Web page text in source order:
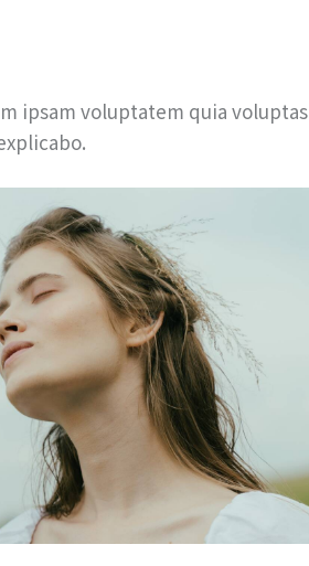
ipsam voluptatem quia voluptas